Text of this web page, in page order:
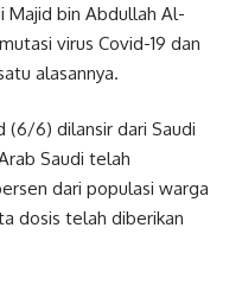
Majid bin Abdullah Al-
virus Covid-19 dan
alasannya.
(6/6) dilansir dari Saudi
Saudi telah
dari populasi warga
dosis telah diberikan